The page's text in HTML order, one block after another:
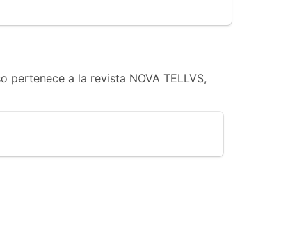
a la revista NOVA TELLVS,